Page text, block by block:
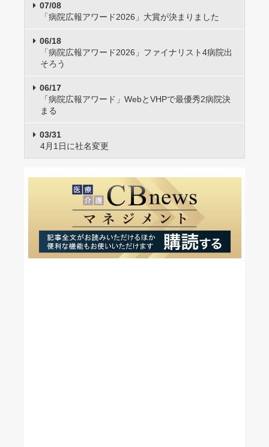
07/08
「病院広報アワード2026」大賞が決まりました
06/18
「病院広報アワード2026」ファイナリスト4病院出
そろう
06/17
「病院広報アワード」WebとVHPで最優秀2病院決
まる
03/31
4月1日に社名変更